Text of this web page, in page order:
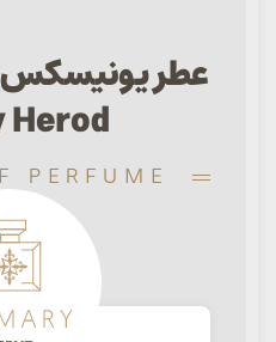
PERFUME